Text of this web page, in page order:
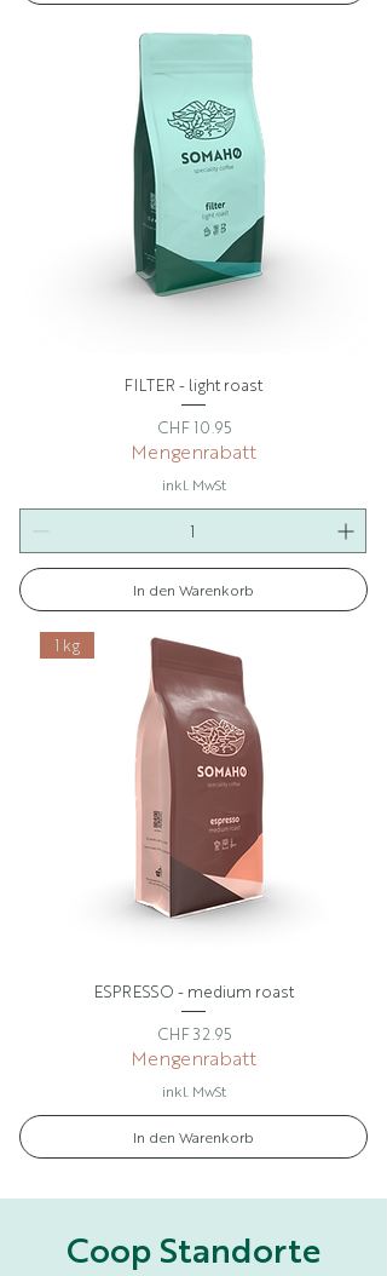
FILTER - light roast
Preis
CHF 10.95
Mengenrabatt
inkl. MwSt
In den Warenkorb
1 kg
ESPRESSO - medium roast
Preis
CHF 32.95
Mengenrabatt
inkl. MwSt
In den Warenkorb
Coop Standorte